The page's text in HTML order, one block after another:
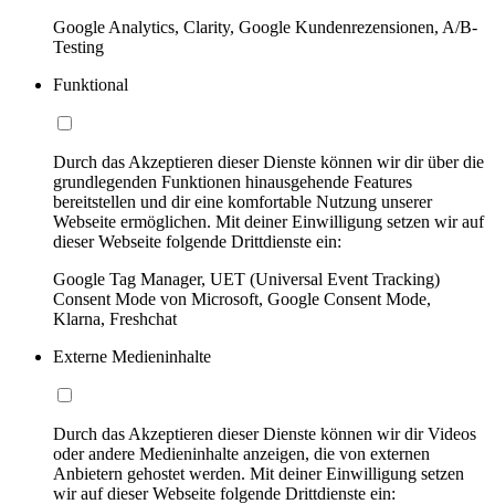
Google Analytics, Clarity, Google Kundenrezensionen, A/B-
Testing
Funktional
Durch das Akzeptieren dieser Dienste können wir dir über die
grundlegenden Funktionen hinausgehende Features
bereitstellen und dir eine komfortable Nutzung unserer
Webseite ermöglichen. Mit deiner Einwilligung setzen wir auf
dieser Webseite folgende Drittdienste ein:
Google Tag Manager, UET (Universal Event Tracking)
Consent Mode von Microsoft, Google Consent Mode,
Klarna, Freshchat
Externe Medieninhalte
Durch das Akzeptieren dieser Dienste können wir dir Videos
oder andere Medieninhalte anzeigen, die von externen
Anbietern gehostet werden. Mit deiner Einwilligung setzen
wir auf dieser Webseite folgende Drittdienste ein: